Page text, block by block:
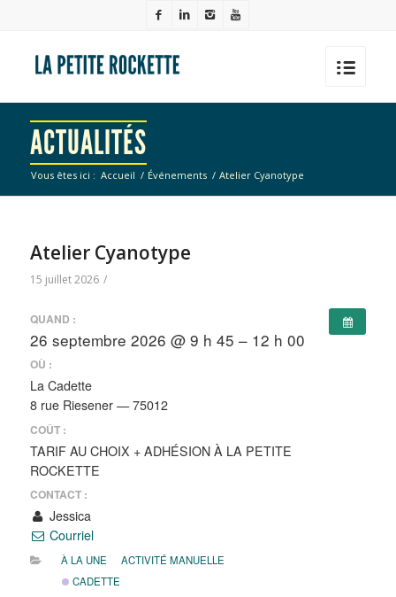
ACTUALITÉS
Vous êtes ici : Accueil / Événements / Atelier Cyanotype
Atelier Cyanotype
15 juillet 2026 /
QUAND :
26 septembre 2026 @ 9 h 45 – 12 h 00
OÙ :
La Cadette
8 rue Riesener — 75012
COÛT :
TARIF AU CHOIX + ADHÉSION À LA PETITE
ROCKETTE
CONTACT :
Jessica
Courriel
À LA UNE
ACTIVITÉ MANUELLE
CADETTE